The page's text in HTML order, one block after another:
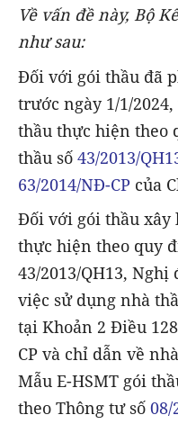
Về vấn đề này, Bộ
như sau:
Đối với gói thầu đã
trước ngày 1/1/
thầu thực hiện theo
thầu số 43/2013/
63/2014/NĐ-CP của
Đối với gói thầu xây
thực hiện theo quy
43/2013/QH13, Nghị
việc sử dụng nhà
tại Khoản 2 Điều
CP và chỉ dẫn về
Mẫu E-HSMT gói
theo Thông tư số 08/